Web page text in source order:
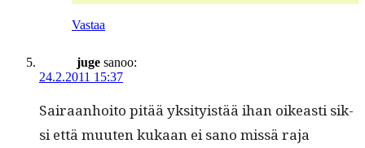
Vastaa
juge sanoo:
24.2.2011 15:37
Sairaan­hoito pitää yksi­ty­istää ihan oikeasti sik­
si että muuten kukaan ei sano mis­sä raja